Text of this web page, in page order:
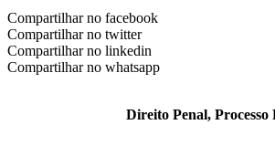
Compartilhar no facebook
Compartilhar no twitter
Compartilhar no linkedin
Compartilhar no whatsapp
Direito Penal,